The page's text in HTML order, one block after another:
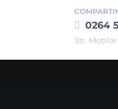
0264
Str. Moţilor